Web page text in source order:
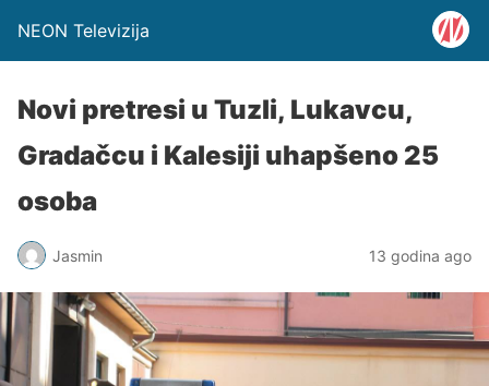
NEON Televizija
Novi pretresi u Tuzli, Lukavcu,
Gradačcu i Kalesiji uhapšeno 25
osoba
Jasmin 13 godina ago